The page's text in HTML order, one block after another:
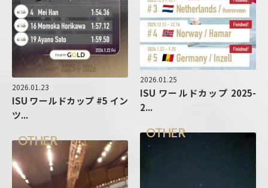
2026.01.25
ISU ワールドカップ 2025-
2...
2026.01.23
ISU ワールドカップ #5 イン
ツ...
OTHER
OTHER